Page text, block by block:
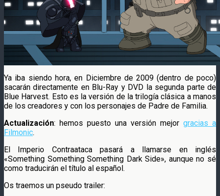
Ya iba siendo hora, en Diciembre de 2009 (dentro de poco)
sacarán directamente en Blu-Ray y DVD la segunda parte de
Blue Harvest. Esto es la versión de la trilogía clásica a manos
de los creadores y con los personajes de Padre de Familia.
Actualización: hemos puesto una versión mejor gracias a
Filmonic.
El Imperio Contraataca pasará a llamarse en inglés
«Something Something Something Dark Side», aunque no sé
como traducirán el título al español.
Os traemos un pseudo trailer: